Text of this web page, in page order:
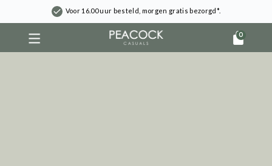
Voor 16.00 uur besteld, morgen gratis bezorgd*.
0